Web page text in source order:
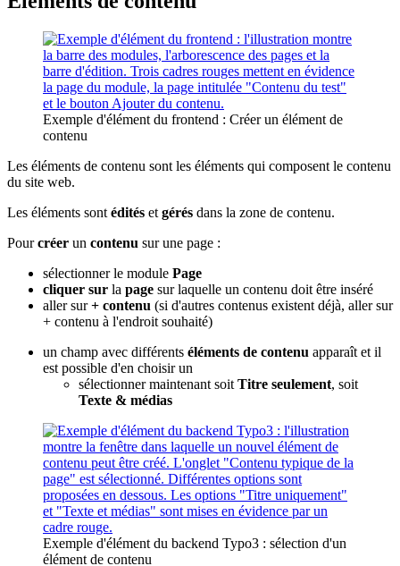
Exemple d'élément du frontend : Créer un élément de
contenu
Les éléments de contenu sont les éléments qui composent le contenu
du site web.
Les éléments sont édités et gérés dans la zone de contenu.
Pourcréer un contenu sur une page :
sélectionner le module Page
cliquer sur la page sur laquelle un contenu doit être inséré
aller sur+ contenu (si d'autres contenus existent déjà, aller sur
+ contenu à l'endroit souhaité)
un champ avec différents éléments de contenu apparaît et il
est possible d'en choisir un
sélectionner maintenant soit Titre seulement, soit
Texte & médias
Exemple d'élément du backend Typo3 : sélection d'un
élément de contenu